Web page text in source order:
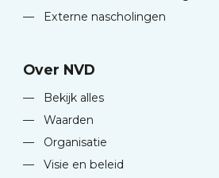
—
Externe nascholingen
Over NVD
—
Bekijk alles
—
Waarden
—
Organisatie
—
Visie en beleid